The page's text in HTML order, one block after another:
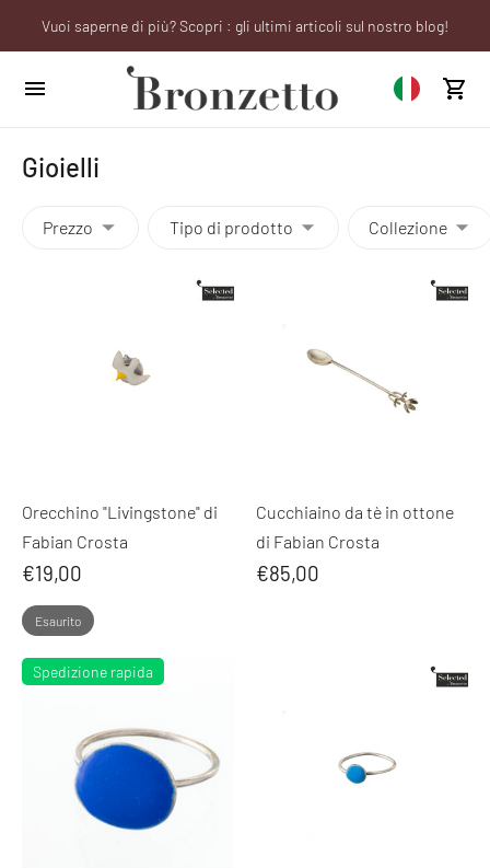
We will be closed from 10th to 21st August
Vuoi saperne di più? Scopri : gli ultimi articoli sul nostro blog!
Sei un professionista? Richiedi il tuo account aziendale!
Gioielli
Prezzo Tipo di prodotto Collezione
Orecchino "Livingstone" di
Fabian Crosta
€19,00
Esaurito
Cucchiaino da tè in ottone
di Fabian Crosta
€85,00
Spedizione rapida